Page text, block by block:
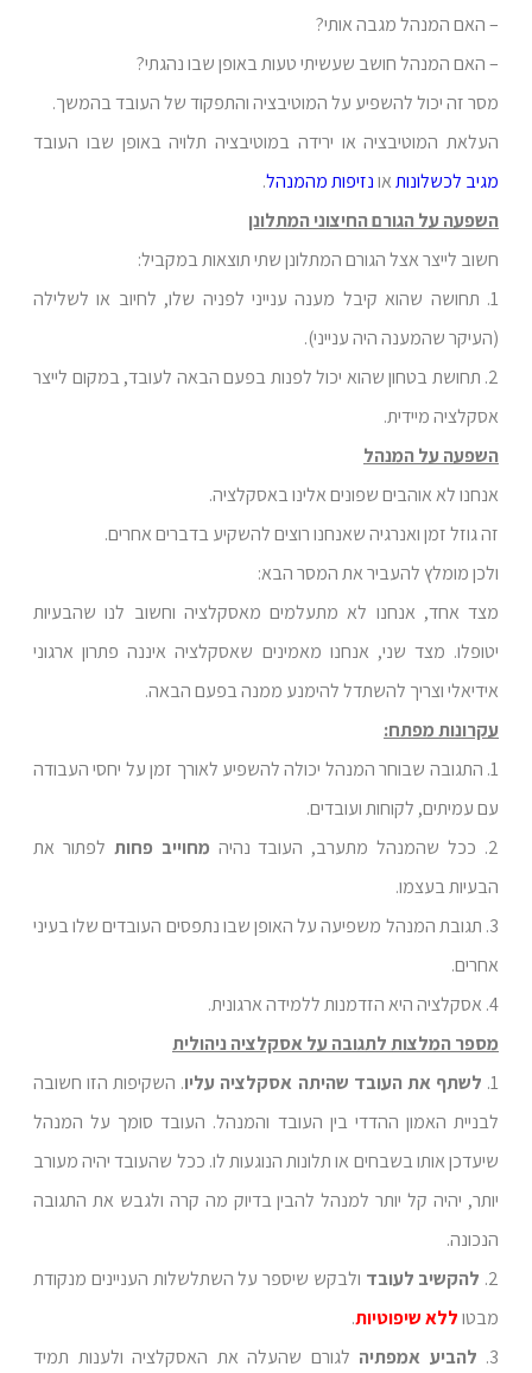
– האם המנהל מגבה אותי?
– האם המנהל חושב שעשיתי טעות באופן שבו נהגתי?
מסר זה יכול להשפיע על המוטיבציה והתפקוד של העובד בהמשך.
העלאת המוטיבציה או ירידה במוטיבציה תלויה באופן שבו העובד
מגיב לכשלונותאונזיפות מהמנהל.
השפעה על הגורם החיצוני המתלונן
חשוב לייצר אצל הגורם המתלונן שתי תוצאות במקביל:
1. תחושה שהוא קיבל מענה ענייני לפניה שלו, לחיוב או לשלילה
(העיקר שהמענה היה ענייני).
2. תחושת בטחון שהוא יכול לפנות בפעם הבאה לעובד, במקום לייצר
אסקלציה מיידית.
השפעה על המנהל
אנחנו לא אוהבים שפונים אלינו באסקלציה.
זה גוזל זמן ואנרגיה שאנחנו רוצים להשקיע בדברים אחרים.
ולכן מומלץ להעביר את המסר הבא:
מצד אחד, אנחנו לא מתעלמים מאסקלציה וחשוב לנו שהבעיות
יטופלו. מצד שני, אנחנו מאמינים שאסקלציה איננה פתרון ארגוני
אידיאלי וצריך להשתדל להימנע ממנה בפעם הבאה.
עקרונות מפתח:
1. התגובה שבוחר המנהל יכולה להשפיע לאורך זמן על יחסי העבודה
עם עמיתים, לקוחות ועובדים.
2. ככל שהמנהל מתערב, העובד נהיה
מחוייב פחות לפתור את
הבעיות בעצמו.
3. תגובת המנהל משפיעה על האופן שבו נתפסים העובדים שלו בעיני
אחרים.
4. אסקלציה היא הזדמנות ללמידה ארגונית.
מספר המלצות לתגובה על אסקלציה ניהולית
1. לשתף את העובד שהיתה אסקלציה עליו. השקיפות הזו חשובה
לבניית האמון ההדדי בין העובד והמנהל. העובד סומך על המנהל
שיעדכן אותו בשבחים או תלונות הנוגעות לו. ככל שהעובד יהיה מעורב
יותר, יהיה קל יותר למנהל להבין בדיוק מה קרה ולגבש את התגובה
הנכונה.
2. להקשיב לעובד ולבקש שיספר על השתלשלות העניינים מנקודת
מבטוללא שיפוטיות.
3. להביע אמפתיה לגורם שהעלה את האסקלציה ולענות תמיד